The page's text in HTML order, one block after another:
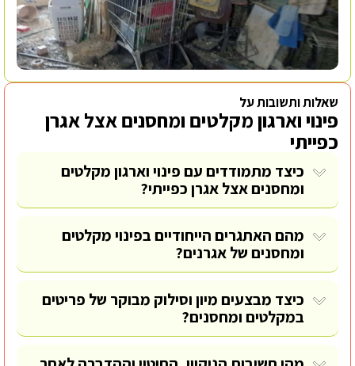
שאלות ותשובות על
פינוי וארגון מקלטים ומחסנים אצל אגרן
כפייתי
כיצד מתמודדים עם פינוי וארגון מקלטים
ומחסנים אצל אגרן כפייתי?
מהם האתגרים הייחודיים בפינוי מקלטים
ומחסנים של אגרנים?
כיצד מבצעים מיון וסילוק מבוקר של פריטים
במקלטים ומחסנים?